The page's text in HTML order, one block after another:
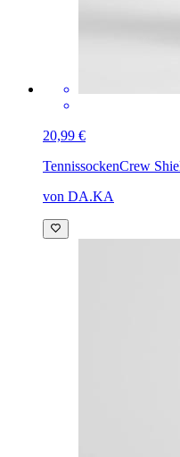
20,99 €
TennissockenCrew
von DA.KA